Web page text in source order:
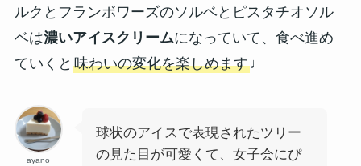
ルクとフランボワーズのソルベとピスタチオソル
ベは濃いアイスクリームになっていて、食べ進め
ていくと 味わいの変化を楽しめます♩
ayano
球状のアイスで表現されたツリー
の見た目が可愛くて、女子会にぴ